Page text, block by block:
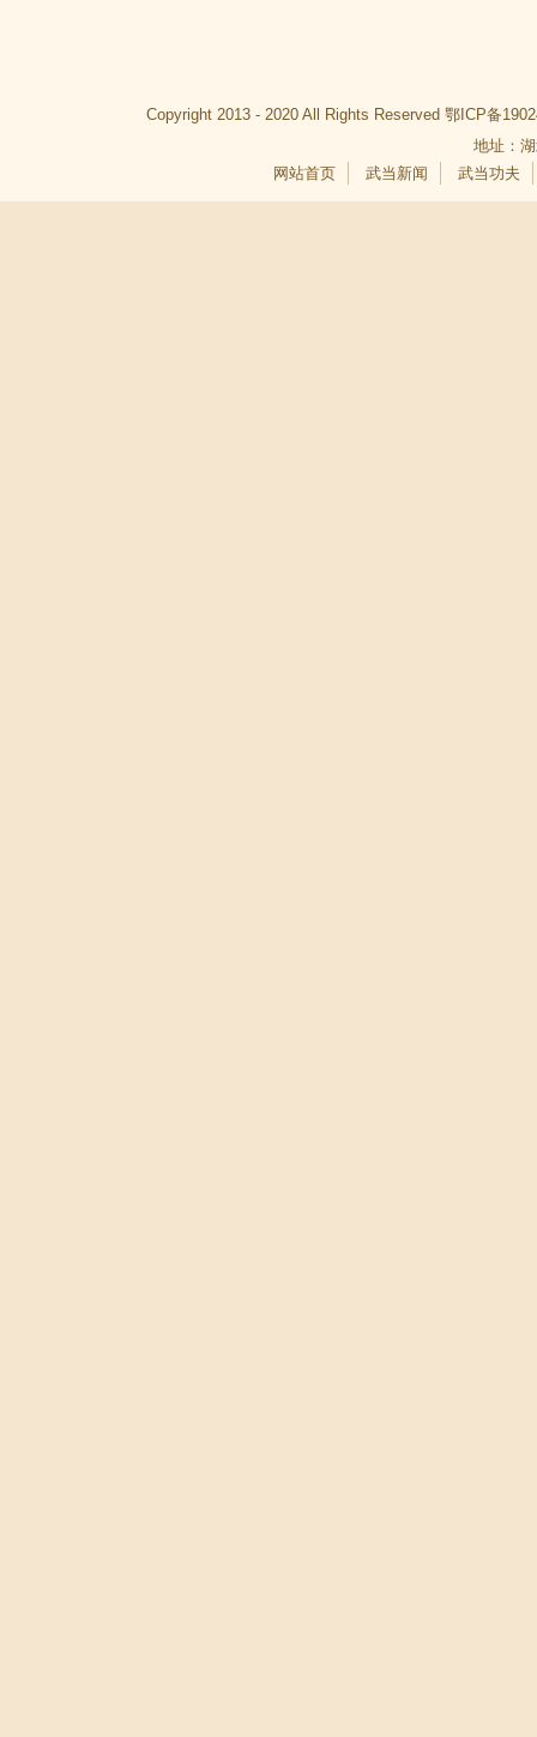
Copyright 2013 - 2020 All Rights Reserved 鄂ICP备
地址：
网站首页
武当新闻 武当功夫